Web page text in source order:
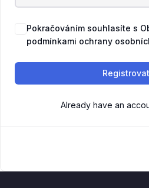
Pokračováním souhlasíte s
podmínkami ochrany
Already have an